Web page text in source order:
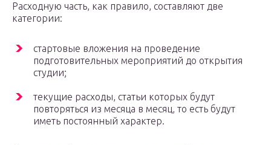
Расходную часть, как правило, составляют две
категории:
стартовые вложения на проведение
подготовительных мероприятий до открытия
студии;
текущие расходы, статьи которых будут
повторяться из месяца в месяц, то есть будут
иметь постоянный характер.